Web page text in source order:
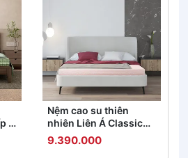
3
Nệm cao su thiên
nhiên Liên Á Classic
dày 5/10cm
9.390.000